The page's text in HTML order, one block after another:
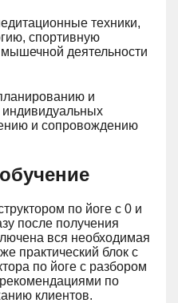
техники,
спортивную
деятельности
и
и сопровождению
по йоге с 0 и
после получения
вся необходимая
практический блок с
по йоге с разбором
по
клиентов.